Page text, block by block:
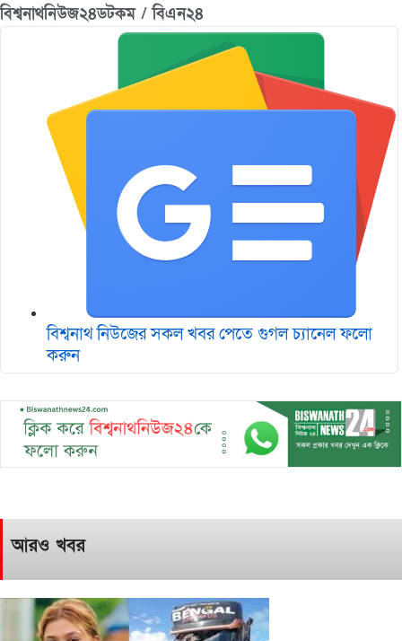
বিশ্বনাথনিউজ২৪ডটকম / বিএন২৪
বিশ্বনাথ নিউজের সকল খবর পেতে গুগল চ‌্যানেল ফলো
করুন
আরও খবর